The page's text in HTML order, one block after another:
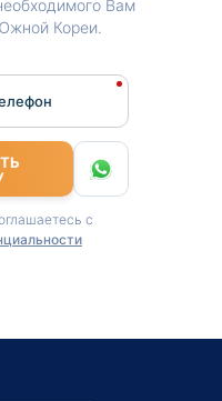
Вам
Кореи.
с